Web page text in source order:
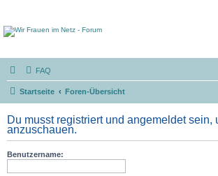
FAQ
Startseite Foren-Übersicht
Du musst registriert und angemeldet sein,
anzuschauen.
Benutzername: